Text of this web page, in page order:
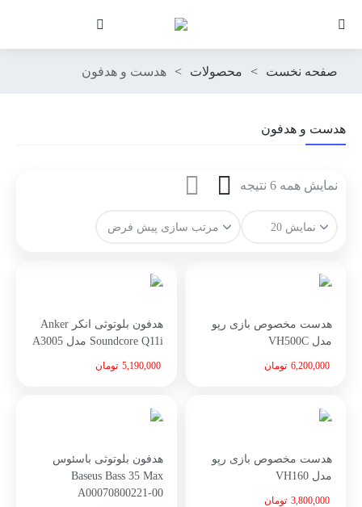
صفحه نخست > محصولات > هدست و هدفون
هدست و هدفون
نمایش همه 6 نتیجه
هدست مخصوص بازی رپو
مدل VH500C
تومان
هدفون بلوتوثی انکر Anker
Soundcore Q11i مدل A3005
تومان
هدست مخصوص بازی رپو
مدل VH160
تومان
هدفون بلوتوثی باسئوس
Baseus Bass 35 Max
A00070800221-00